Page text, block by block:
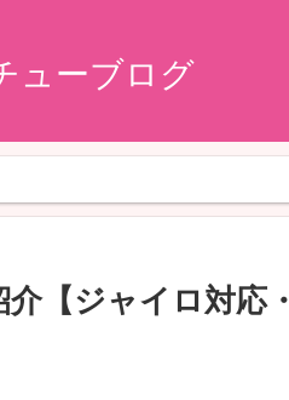
ューブログ
【ジャイロ対応・